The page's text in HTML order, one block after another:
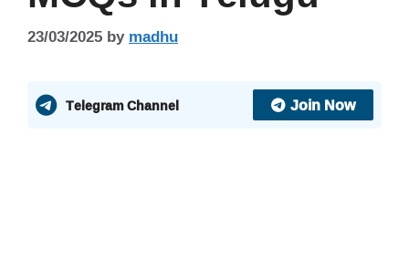
23/03/2025bymadhu
Telegram Channel Join Now